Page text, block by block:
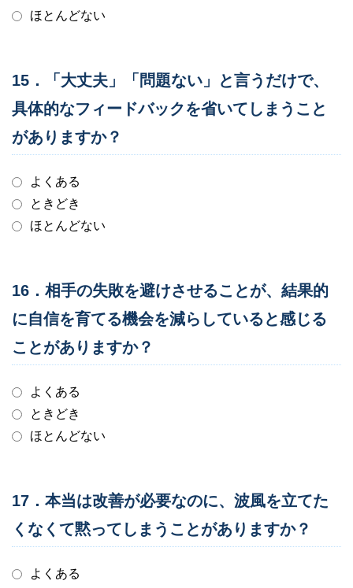
ほとんどない
15．「大丈夫」「問題ない」と言うだけで、
具体的なフィードバックを省いてしまうこと
がありますか？
よくある
ときどき
ほとんどない
16．相手の失敗を避けさせることが、結果的
に自信を育てる機会を減らしていると感じる
ことがありますか？
よくある
ときどき
ほとんどない
17．本当は改善が必要なのに、波風を立てた
くなくて黙ってしまうことがありますか？
よくある